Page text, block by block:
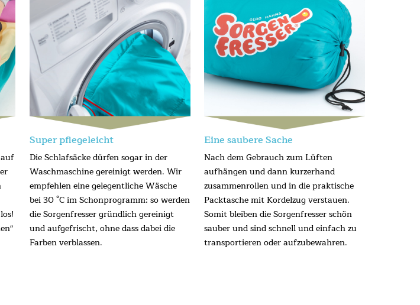
Super pflegeleicht
Die Schlafsäcke dürfen sogar in der
Waschmaschine gereinigt werden. Wir
empfehlen eine gelegentliche Wäsche
bei 30 °C im Schonprogramm: so werden
die Sorgenfresser gründlich gereinigt
und aufgefrischt, ohne dass dabei die
Farben verblassen.
Eine saubere Sache
Nach dem Gebrauch zum Lüften
aufhängen und dann kurzerhand
zusammenrollen und in die praktische
Packtasche mit Kordelzug verstauen.
Somit bleiben die Sorgenfresser schön
sauber und sind schnell und einfach zu
transportieren oder aufzubewahren.